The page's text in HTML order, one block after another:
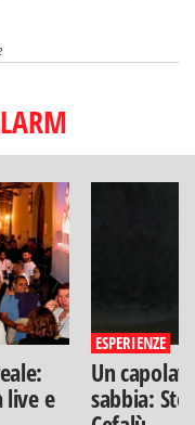
live e
ESPERIENZE
Un
sabbia: